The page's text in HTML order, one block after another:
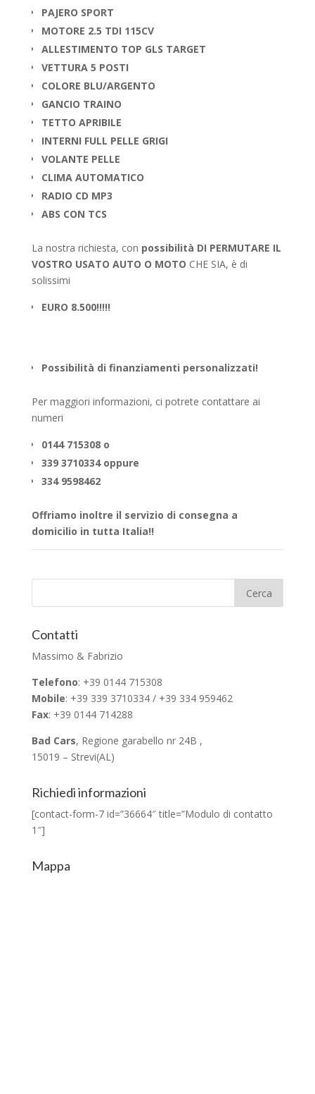
PAJERO SPORT
MOTORE 2.5 TDI 115CV
ALLESTIMENTO TOP GLS TARGET
VETTURA 5 POSTI
COLORE BLU/ARGENTO
GANCIO TRAINO
TETTO APRIBILE
INTERNI FULL PELLE GRIGI
VOLANTE PELLE
CLIMA AUTOMATICO
RADIO CD MP3
ABS CON TCS
La nostra richiesta, con possibilità DI PERMUTARE IL
VOSTRO USATO AUTO O MOTO CHE SIA, è di
solissimi
EURO 8.500!!!!!
Possibilità di finanziamenti personalizzati!
Per maggiori informazioni, ci potrete contattare ai
numeri
0144 715308 o
339 3710334 oppure
334 9598462
Offriamo inoltre il servizio di consegna a
domicilio in tutta Italia!!
Contatti
Massimo & Fabrizio
Telefono: +39 0144 715308
Mobile: +39 339 3710334 / +39 334 959462
Fax: +39 0144 714288
Bad Cars, Regione garabello nr 24B ,
15019 – Strevi(AL)
Richiedi informazioni
[contact-form-7 id=”36664″ title=”Modulo di contatto
1″]
Mappa